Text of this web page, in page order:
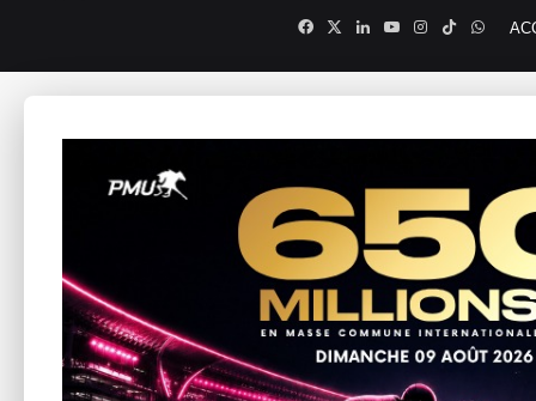
Facebook
X LinkedinYouTubeInstagram
TikTok